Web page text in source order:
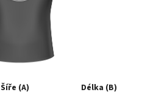
Šíře (A)
Délka (B)